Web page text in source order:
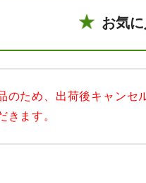
お気
のため、出荷後キャンセ
きます。